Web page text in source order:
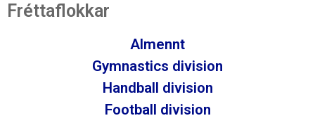
Fréttaflokkar
Almennt
Gymnastics division
Handball division
Football division